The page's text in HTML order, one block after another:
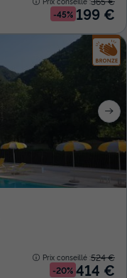
-45% 199 €
Prix conseillé :524 €
-20% 414 €